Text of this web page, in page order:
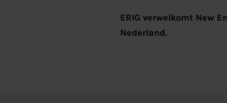
ERIG verwelkomt New
Nederland.